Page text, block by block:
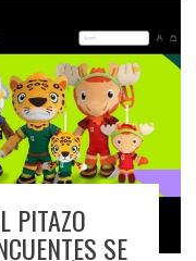
PITAZO
SE